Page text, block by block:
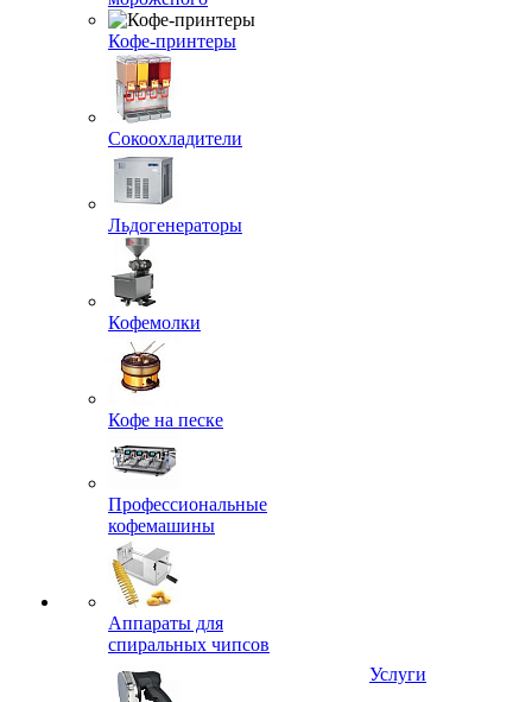
Кофе-принтеры
Сокоохладители
Льдогенераторы
Кофемолки
Кофе на песке
Профессиональные
кофемашины
Аппараты для
спиральных чипсов
Услуги